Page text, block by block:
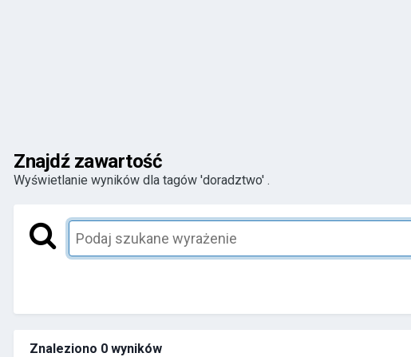
Znajdź zawartość
Wyświetlanie wyników dla tagów 'doradztwo' .
Znaleziono 0 wyników